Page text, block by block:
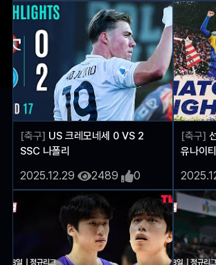
[축구] US 크레모네세 0 VS 2
SSC 나폴리
2025.12.29 2489 0
[축구]
유나이